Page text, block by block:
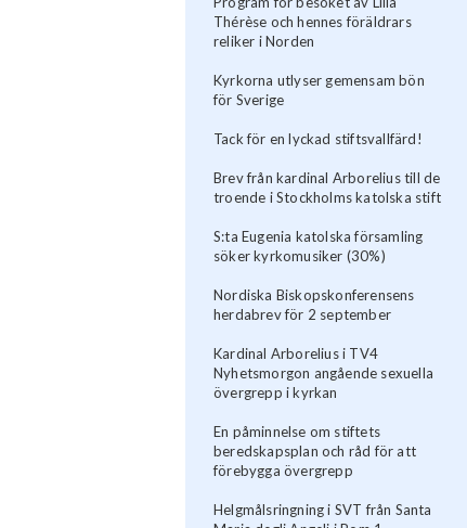
Thérèse och hennes föräldrars
reliker i Norden
Kyrkorna utlyser gemensam bön
för Sverige
Tack för en lyckad stiftsvallfärd!
Brev från kardinal Arborelius till de
troende i Stockholms katolska stift
S:ta Eugenia katolska församling
söker kyrkomusiker (30%)
Nordiska Biskopskonferensens
herdabrev för 2 september
Kardinal Arborelius i TV4
Nyhetsmorgon angående sexuella
övergrepp i kyrkan
En påminnelse om stiftets
beredskapsplan och råd för att
förebygga övergrepp
Helgmålsringning i SVT från Santa